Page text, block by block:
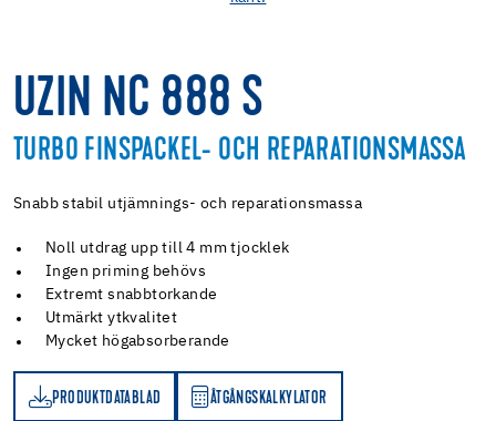
UZIN NC 888 S
TURBO FINSPACKEL- OCH REPARATIONSMASSA
Snabb stabil utjämnings- och reparationsmassa
Noll utdrag upp till 4 mm tjocklek
Ingen priming behövs
Extremt snabbtorkande
Utmärkt ytkvalitet
Mycket högabsorberande
PRODUKTDATABLAD ÅTGÅNGSKALKYLATOR
ÅTGÅNGSKALKYLATOR